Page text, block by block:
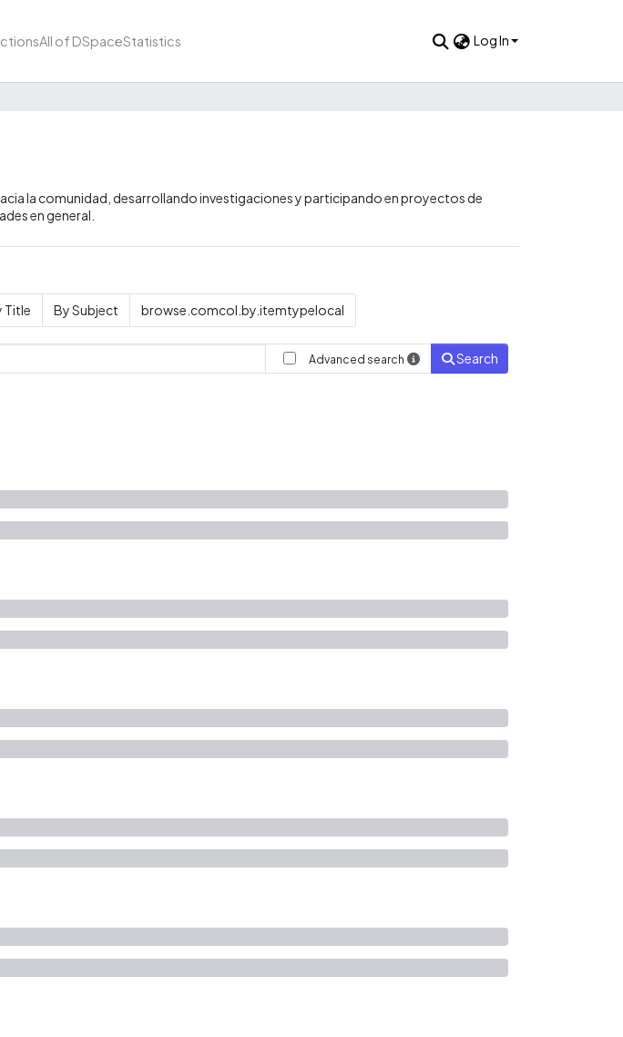
All of DSpaceStatistics Log In
la comunidad, desarrollando investigaciones y participando en proyectos de
en general.
Title By Subject browse.comcol.by.itemtypelocal
Advanced search Search